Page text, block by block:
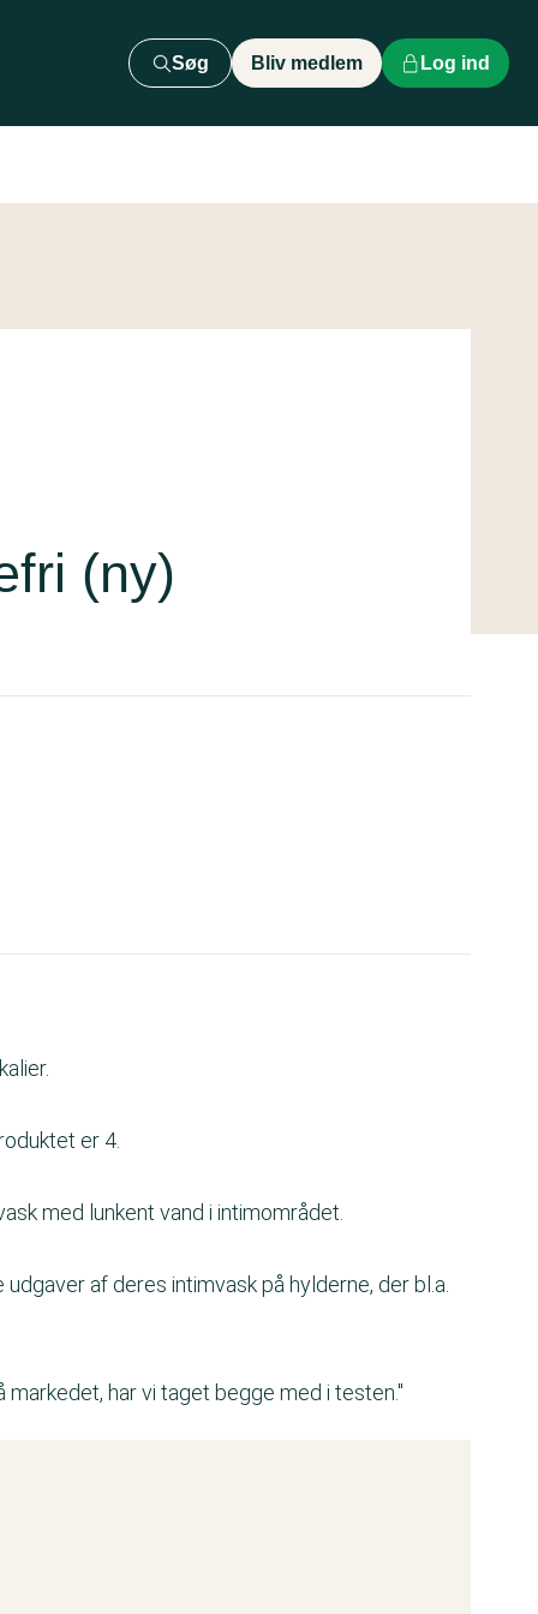
Søg Bliv medlem Log ind
(ny)
er 4.
med lunkent vand i intimområdet.
af deres intimvask på hylderne, der bl.a.
har vi taget begge med i testen."